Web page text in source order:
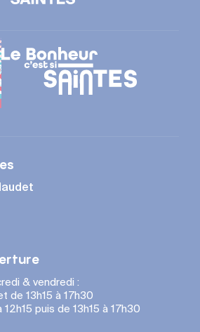
& vendredi :
de 13h15 à 17h30
puis de 13h15 à 17h30